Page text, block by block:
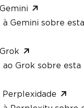
à Gemini sobre
ao Grok sobre esta